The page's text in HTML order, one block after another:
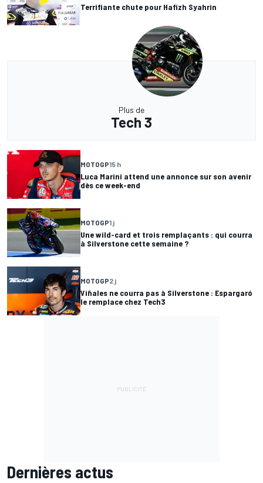
Terrifiante chute pour Hafizh Syahrin
Plus de
Tech 3
MOTOGP15 h
Luca Marini attend une annonce sur son avenir
dès ce week-end
MOTOGP1 j
Une wild-card et trois remplaçants : qui courra
à Silverstone cette semaine ?
MOTOGP2 j
Viñales ne courra pas à Silverstone : Espargaró
le remplace chez Tech3
Dernières actus